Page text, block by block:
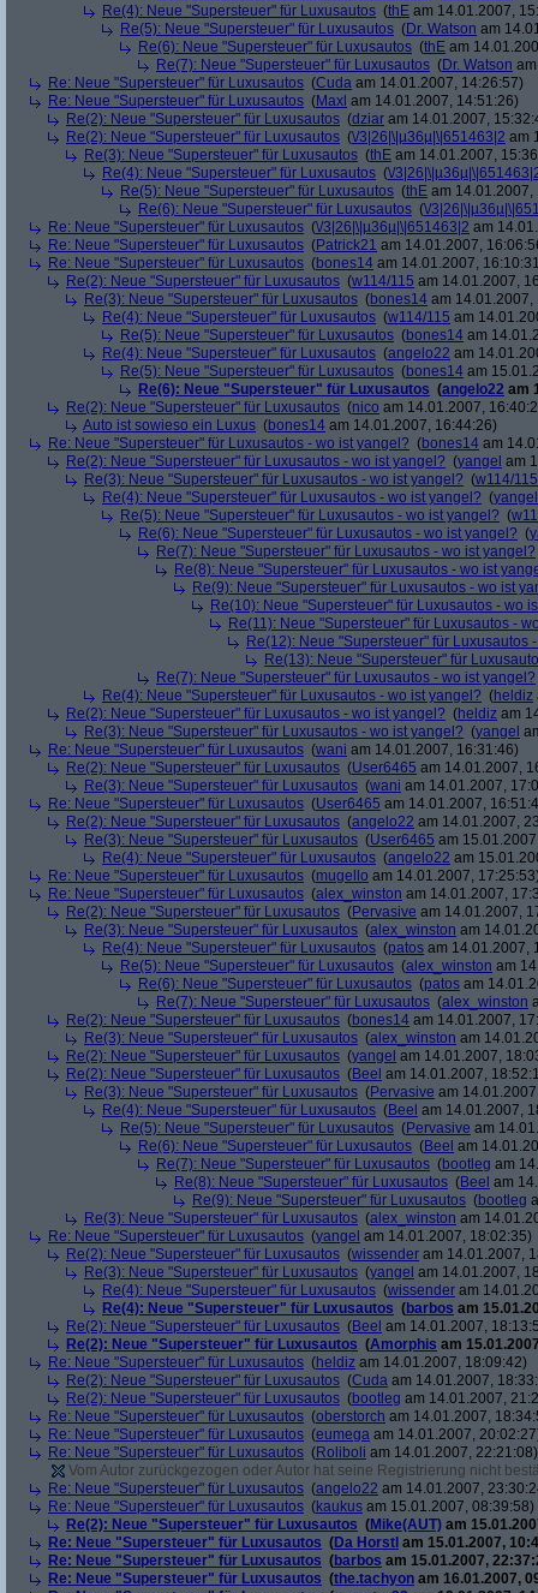
Re(4): Neue "Supersteuer" für Luxusautos (thE am 14.01.2007,
Re(5): Neue "Supersteuer" für Luxusautos (Dr. Watson am
Re(6): Neue "Supersteuer" für Luxusautos (thE am
Re(7): Neue "Supersteuer" für Luxusautos (Dr. Watson
Re: Neue "Supersteuer" für Luxusautos (Cuda am 14.01.2007, 14:26:57)
Re: Neue "Supersteuer" für Luxusautos (Maxl am 14.01.2007, 14:51:26)
Re(2): Neue "Supersteuer" für Luxusautos (dziar am 14.01.2007,
Re(2): Neue "Supersteuer" für Luxusautos (\/3|26|\|µ36µ|\|651463|2 am
Re(3): Neue "Supersteuer" für Luxusautos (thE am 14.01.2007,
Re(4): Neue "Supersteuer" für Luxusautos (\/
Re(5): Neue "Supersteuer" für Luxusautos (thE am 14.01.2007,
Re(6): Neue "Supersteuer" für Luxusautos (\/
Re: Neue "Supersteuer" für Luxusautos (\/3|26|\|µ36µ|\|651463|2 am
Re: Neue "Supersteuer" für Luxusautos (Patrick21 am 14.01.2007,
Re: Neue "Supersteuer" für Luxusautos (bones14 am 14.01.2007,
Re(2): Neue "Supersteuer" für Luxusautos (w114/115 am 14.01.2007,
Re(3): Neue "Supersteuer" für Luxusautos (bones14 am 14.01.2007,
Re(4): Neue "Supersteuer" für Luxusautos (w114/115 am
Re(5): Neue "Supersteuer" für Luxusautos (bones14 am
Re(4): Neue "Supersteuer" für Luxusautos (angelo22 am
Re(5): Neue "Supersteuer" für Luxusautos (bones14 am
Re(6): Neue "Supersteuer" für Luxusautos (angelo22 am
Re(2): Neue "Supersteuer" für Luxusautos (nico am 14.01.2007,
Auto ist sowieso ein Luxus (bones14 am 14.01.2007, 16:44:26)
Re: Neue "Supersteuer" für Luxusautos - wo ist yangel? (bones14 am
Re(2): Neue "Supersteuer" für Luxusautos - wo ist yangel? (yangel am
Re(3): Neue "Supersteuer" für Luxusautos - wo ist yangel? (w114/115
Re(4): Neue "Supersteuer" für Luxusautos - wo ist yangel? (yangel
Re(5): Neue "Supersteuer" für Luxusautos - wo ist yangel? (
Re(6): Neue "Supersteuer" für Luxusautos - wo ist yangel? (
Re(7): Neue "Supersteuer" für Luxusautos - wo ist yangel?
Re(8): Neue "Supersteuer" für Luxusautos - wo ist
Re(9): Neue "Supersteuer" für Luxusautos - wo ist
Re(10): Neue "Supersteuer" für Luxusautos - wo
Re(11): Neue "Supersteuer" für Luxusautos -
Re(12): Neue "Supersteuer" für Luxusautos
Re(13): Neue "Supersteuer" für
Re(7): Neue "Supersteuer" für Luxusautos - wo ist yangel?
Re(4): Neue "Supersteuer" für Luxusautos - wo ist yangel? (heldiz
Re(2): Neue "Supersteuer" für Luxusautos - wo ist yangel? (heldiz am
Re(3): Neue "Supersteuer" für Luxusautos - wo ist yangel? (yangel
Re: Neue "Supersteuer" für Luxusautos (wani am 14.01.2007, 16:31:46)
Re(2): Neue "Supersteuer" für Luxusautos (User6465 am 14.01.2007,
Re(3): Neue "Supersteuer" für Luxusautos (wani am 14.01.2007,
Re: Neue "Supersteuer" für Luxusautos (User6465 am 14.01.2007,
Re(2): Neue "Supersteuer" für Luxusautos (angelo22 am 14.01.2007,
Re(3): Neue "Supersteuer" für Luxusautos (User6465 am
Re(4): Neue "Supersteuer" für Luxusautos (angelo22 am
Re: Neue "Supersteuer" für Luxusautos (mugello am 14.01.2007,
Re: Neue "Supersteuer" für Luxusautos (alex_winston am 14.01.2007,
Re(2): Neue "Supersteuer" für Luxusautos (Pervasive am 14.01.2007,
Re(3): Neue "Supersteuer" für Luxusautos (alex_winston am
Re(4): Neue "Supersteuer" für Luxusautos (patos am 14.01.2007,
Re(5): Neue "Supersteuer" für Luxusautos (alex_winston am
Re(6): Neue "Supersteuer" für Luxusautos (patos am
Re(7): Neue "Supersteuer" für Luxusautos (alex_winston
Re(2): Neue "Supersteuer" für Luxusautos (bones14 am 14.01.2007,
Re(3): Neue "Supersteuer" für Luxusautos (alex_winston am
Re(2): Neue "Supersteuer" für Luxusautos (yangel am 14.01.2007,
Re(2): Neue "Supersteuer" für Luxusautos (Beel am 14.01.2007,
Re(3): Neue "Supersteuer" für Luxusautos (Pervasive am
Re(4): Neue "Supersteuer" für Luxusautos (Beel am 14.01.2007,
Re(5): Neue "Supersteuer" für Luxusautos (Pervasive am
Re(6): Neue "Supersteuer" für Luxusautos (Beel am
Re(7): Neue "Supersteuer" für Luxusautos (bootleg am
Re(8): Neue "Supersteuer" für Luxusautos (Beel am
Re(9): Neue "Supersteuer" für Luxusautos (bootleg
Re(3): Neue "Supersteuer" für Luxusautos (alex_winston am
Re: Neue "Supersteuer" für Luxusautos (yangel am 14.01.2007, 18:02:35)
Re(2): Neue "Supersteuer" für Luxusautos (wissender am 14.01.2007,
Re(3): Neue "Supersteuer" für Luxusautos (yangel am 14.01.2007,
Re(4): Neue "Supersteuer" für Luxusautos (wissender am
Re(4): Neue "Supersteuer" für Luxusautos (barbos am
Re(2): Neue "Supersteuer" für Luxusautos (Beel am 14.01.2007,
Re(2): Neue "Supersteuer" für Luxusautos (Amorphis am
Re: Neue "Supersteuer" für Luxusautos (heldiz am 14.01.2007, 18:09:42)
Re(2): Neue "Supersteuer" für Luxusautos (Cuda am 14.01.2007,
Re(2): Neue "Supersteuer" für Luxusautos (bootleg am 14.01.2007,
Re: Neue "Supersteuer" für Luxusautos (oberstorch am 14.01.2007,
Re: Neue "Supersteuer" für Luxusautos (eumega am 14.01.2007,
Re: Neue "Supersteuer" für Luxusautos (Roliboli am 14.01.2007, 22:21:08)
Vom Autor zurückgezogen oder Autor hat seine Registrierung nicht
Re: Neue "Supersteuer" für Luxusautos (angelo22 am 14.01.2007,
Re: Neue "Supersteuer" für Luxusautos (kaukus am 15.01.2007, 08:39:58)
Re(2): Neue "Supersteuer" für Luxusautos (Mike(AUT) am
Re: Neue "Supersteuer" für Luxusautos (Da Horstl am 15.01.2007,
Re: Neue "Supersteuer" für Luxusautos (barbos am 15.01.2007,
Re: Neue "Supersteuer" für Luxusautos (the.tachyon am 16.01.2007,